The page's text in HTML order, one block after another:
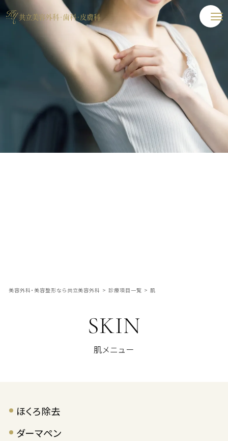
Deprecated: str_replace(): Passing null to parameter
#3 ($subject) of type array|string is deprecated in
/var/www/vhosts/www.kyoritsu-
biyo.com/public_html/wordpress/wp-
content/themes/menu/includes/header.php on
: str_replace(): Passing null to parameter
#3 ($subject) of type array|string is deprecated in
/var/www/vhosts/www.kyoritsu-
biyo.com/public_html/wordpress/wp-
content/themes/menu/includes/header.php on
25
美容外科・美容整形なら共立美容外科 > 診療項目一覧 > 肌
SKIN
肌メニュー
ほくろ除去
ダーマペン